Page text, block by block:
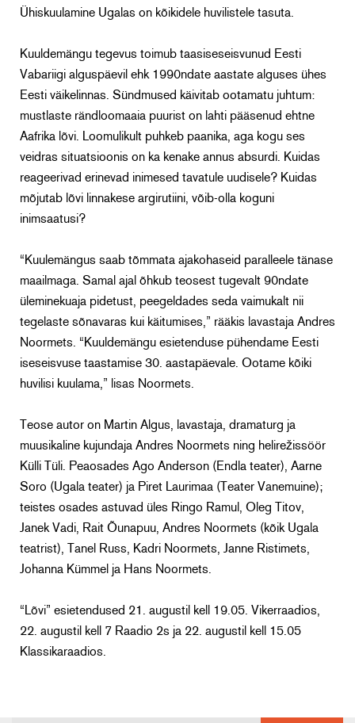
Ühiskuulamine Ugalas on kõikidele huvilistele tasuta.
Kuuldemängu tegevus toimub taasiseseisvunud Eesti
Vabariigi alguspäevil ehk 1990ndate aastate alguses ühes
Eesti väikelinnas. Sündmused käivitab ootamatu juhtum:
mustlaste rändloomaaia puurist on lahti pääsenud ehtne
Aafrika lõvi. Loomulikult puhkeb paanika, aga kogu ses
veidras situatsioonis on ka kenake annus absurdi. Kuidas
reageerivad erinevad inimesed tavatule uudisele? Kuidas
mõjutab lõvi linnakese argirutiini, võib-olla koguni
inimsaatusi?
“Kuulemängus saab tõmmata ajakohaseid paralleele tänase
maailmaga. Samal ajal õhkub teosest tugevalt 90ndate
üleminekuaja pidetust, peegeldades seda vaimukalt nii
tegelaste sõnavaras kui käitumises,” rääkis lavastaja Andres
Noormets. “Kuuldemängu esietenduse pühendame Eesti
iseseisvuse taastamise 30. aastapäevale. Ootame kõiki
huvilisi kuulama,” lisas Noormets.
Teose autor on Martin Algus, lavastaja, dramaturg ja
muusikaline kujundaja Andres Noormets ning helirežissöör
Külli Tüli. Peaosades Ago Anderson (Endla teater), Aarne
Soro (Ugala teater) ja Piret Laurimaa (Teater Vanemuine);
teistes osades astuvad üles Ringo Ramul, Oleg Titov,
Janek Vadi, Rait Õunapuu, Andres Noormets (kõik Ugala
teatrist), Tanel Russ, Kadri Noormets, Janne Ristimets,
Johanna Kümmel ja Hans Noormets.
“Lõvi” esietendused 21. augustil kell 19.05. Vikerraadios,
22. augustil kell 7 Raadio 2s ja 22. augustil kell 15.05
Klassikaraadios.